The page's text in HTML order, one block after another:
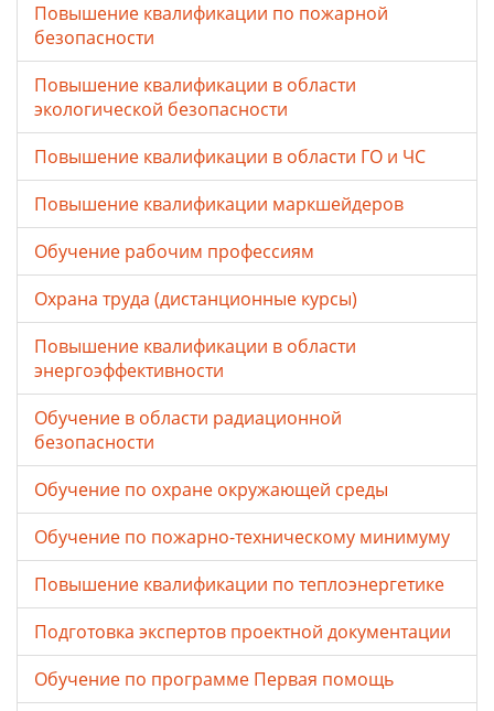
Повышение квалификации по пожарной
безопасности
Повышение квалификации в области
экологической безопасности
Повышение квалификации в области ГО и ЧС
Повышение квалификации маркшейдеров
Обучение рабочим профессиям
Охрана труда (дистанционные курсы)
Повышение квалификации в области
энергоэффективности
Обучение в области радиационной
безопасности
Обучение по охране окружающей среды
Обучение по пожарно-техническому минимуму
Повышение квалификации по теплоэнергетике
Подготовка экспертов проектной документации
Обучение по программе Первая помощь